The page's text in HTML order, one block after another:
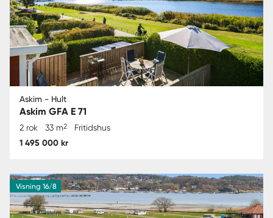
Askim - Hult
Askim GFA E 71
2 rok 33 m2 Fritidshus
1 495 000 kr
Visning 16/8